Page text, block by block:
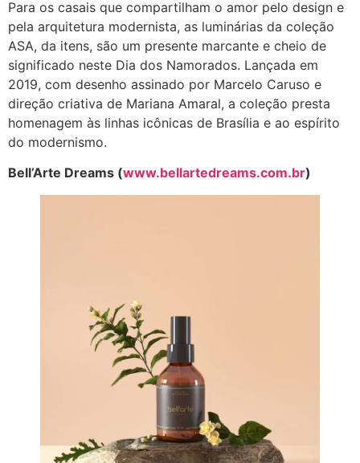
Para os casais que compartilham o amor pelo design e
pela arquitetura modernista, as luminárias da coleção
ASA, da itens, são um presente marcante e cheio de
significado neste Dia dos Namorados. Lançada em
2019, com desenho assinado por Marcelo Caruso e
direção criativa de Mariana Amaral, a coleção presta
homenagem às linhas icônicas de Brasília e ao espírito
do modernismo.
Bell’Arte Dreams (www.bellartedreams.com.br)